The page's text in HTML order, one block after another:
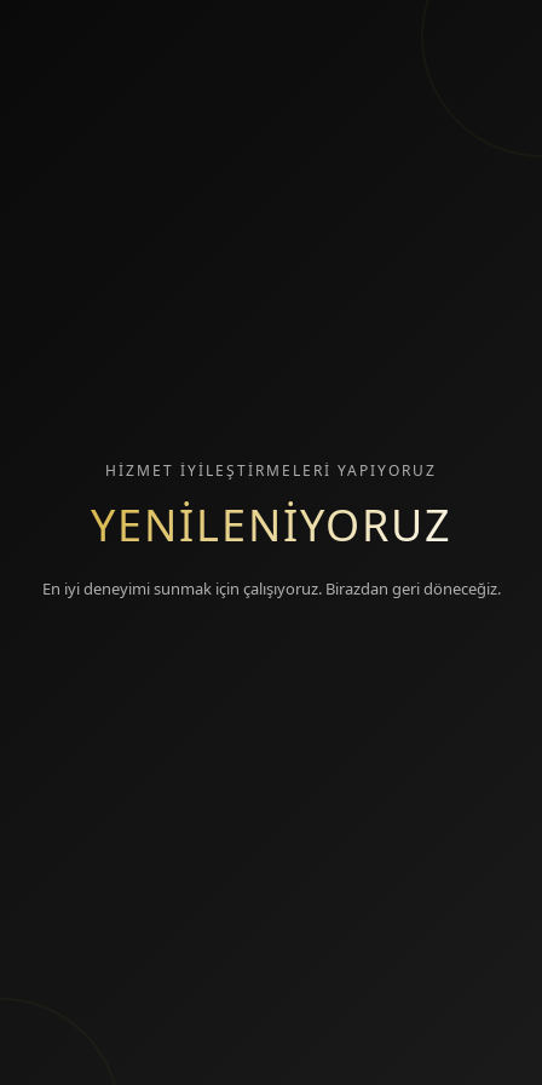
HİZMET İYİLEŞTİRMELERİ YAPIYORUZ
YENİLENİYORUZ
En iyi deneyimi sunmak için çalışıyoruz. Birazdan geri döneceğiz.